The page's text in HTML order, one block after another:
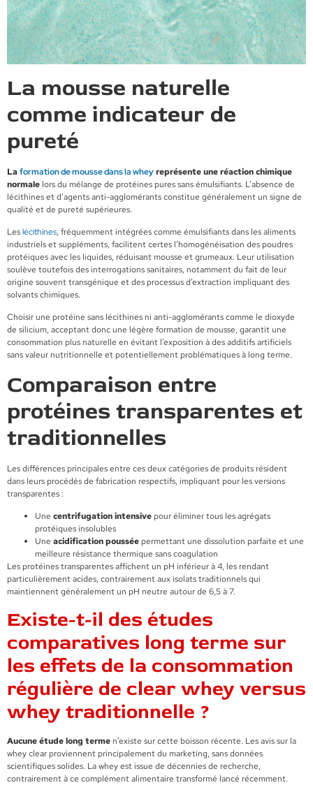
La mousse naturelle
comme indicateur de
pureté
Laformation de mousse dans la wheyreprésente une réaction chimique
normale lors du mélange de protéines pures sans émulsifiants. L’absence de
lécithines et d’agents anti-agglomérants constitue généralement un signe de
qualité et de pureté supérieures.
Leslécithines, fréquemment intégrées comme émulsifiants dans les aliments
industriels et suppléments, facilitent certes l’homogénéisation des poudres
protéiques avec les liquides, réduisant mousse et grumeaux. Leur utilisation
soulève toutefois des interrogations sanitaires, notamment du fait de leur
origine souvent transgénique et des processus d’extraction impliquant des
solvants chimiques.
Choisir une protéine sans lécithines ni anti-agglomérants comme le dioxyde
de silicium, acceptant donc une légère formation de mousse, garantit une
consommation plus naturelle en évitant l’exposition à des additifs artificiels
sans valeur nutritionnelle et potentiellement problématiques à long terme.
Comparaison entre
protéines transparentes et
traditionnelles
Les différences principales entre ces deux catégories de produits résident
dans leurs procédés de fabrication respectifs, impliquant pour les versions
transparentes :
Une centrifugation intensive pour éliminer tous les agrégats
protéiques insolubles
Une acidification poussée permettant une dissolution parfaite et une
meilleure résistance thermique sans coagulation
Les protéines transparentes affichent un pH inférieur à 4, les rendant
particulièrement acides, contrairement aux isolats traditionnels qui
maintiennent généralement un pH neutre autour de 6,5 à 7.
Existe-t-il des études
comparatives long terme sur
les effets de la consommation
régulière de clear whey versus
whey traditionnelle ?
Aucune étude long terme n’existe sur cette boisson récente. Les avis sur la
whey clear proviennent principalement du marketing, sans données
scientifiques solides. La whey est issue de décennies de recherche,
contrairement à ce complément alimentaire transformé lancé récemment.